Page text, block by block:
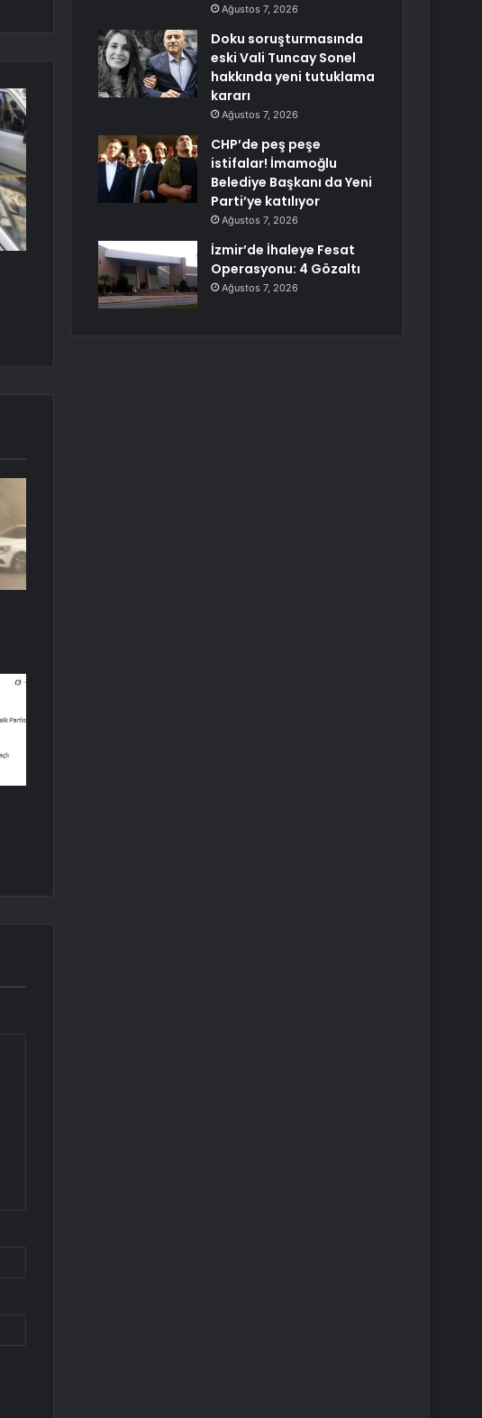
Ağustos 7, 2026
Doku soruşturmasında
eski Vali Tuncay Sonel
hakkında yeni tutuklama
kararı
Ağustos 7, 2026
CHP’de peş peşe
istifalar! İmamoğlu
Belediye Başkanı da Yeni
Parti’ye katılıyor
Ağustos 7, 2026
İzmir’de İhaleye Fesat
Operasyonu: 4 Gözaltı
Ağustos 7, 2026